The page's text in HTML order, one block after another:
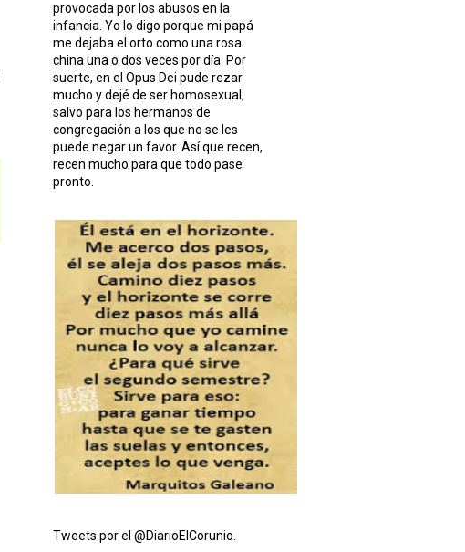
provocada por los abusos en la
infancia. Yo lo digo porque mi papá
me dejaba el orto como una rosa
china una o dos veces por día. Por
suerte, en el Opus Dei pude rezar
mucho y dejé de ser homosexual,
salvo para los hermanos de
congregación a los que no se les
puede negar un favor. Así que recen,
recen mucho para que todo pase
pronto.
Tweets por el @DiarioElCorunio.